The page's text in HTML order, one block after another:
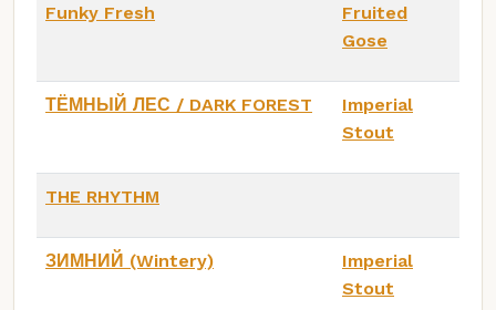
Funky Fresh
Fruited
Gose
ТЁМНЫЙ ЛЕС / DARK FOREST
Imperial
Stout
THE RHYTHM
ЗИМНИЙ (Wintery)
Imperial
Stout